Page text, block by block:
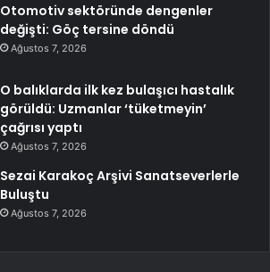
Otomotiv sektöründe dengenler
değişti: Göç tersine döndü
Ağustos 7, 2026
O balıklarda ilk kez bulaşıcı hastalık
görüldü: Uzmanlar ‘tüketmeyin’
çağrısı yaptı
Ağustos 7, 2026
Sezai Karakoç Arşivi Sanatseverlerle
Buluştu
Ağustos 7, 2026